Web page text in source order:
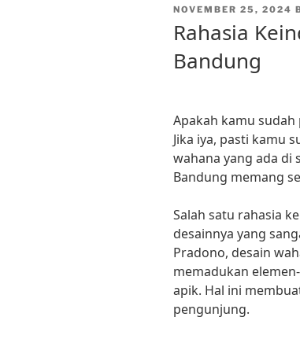
POSTED
NOVEMBER 25, 2024
Rahasia
Bandung
Apakah kamu
Jika iya, pasti kamu
wahana yang ada di
Bandung memang
Salah satu rahasia
desainnya yang
Pradono, desain
memadukan
apik. Hal ini
pengunjung.